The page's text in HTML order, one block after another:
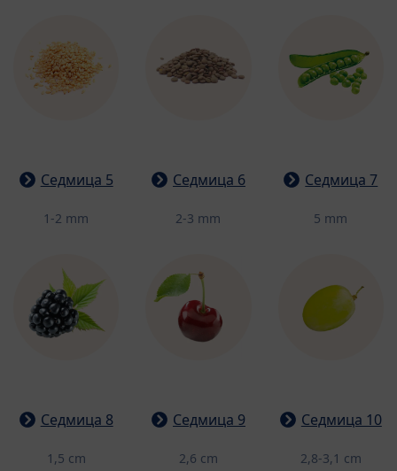
Седмица 5
1-2 mm
Седмица 6
2-3 mm
Седмица 7
5 mm
Седмица 8
1,5 cm
Седмица 9
2,6 cm
Седмица 10
2,8-3,1 cm